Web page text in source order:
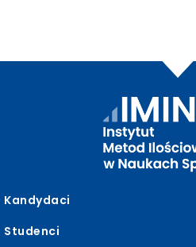
Kandydaci
Studenci